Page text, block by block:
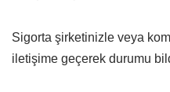
Sigorta şirketinizle veya
iletişime geçerek durumu